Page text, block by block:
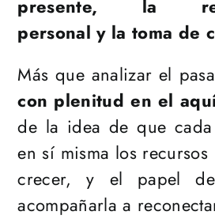
presente, la
personal y la toma de
Más que analizar el
con plenitud en el
de la idea de que cada
en sí misma los recursos
crecer, y el papel
acompañarla a